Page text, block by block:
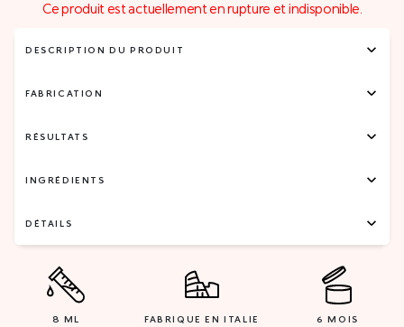
Ce produit est actuellement en rupture et indisponible.
DESCRIPTION DU PRODUIT
FABRICATION
RÉSULTATS
INGRÉDIENTS
DÉTAILS
8 ML FABRIQUE EN ITALIE 6 MOIS